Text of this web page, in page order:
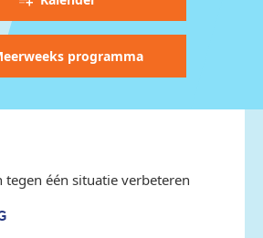
programma
tegen één situatie verbeteren